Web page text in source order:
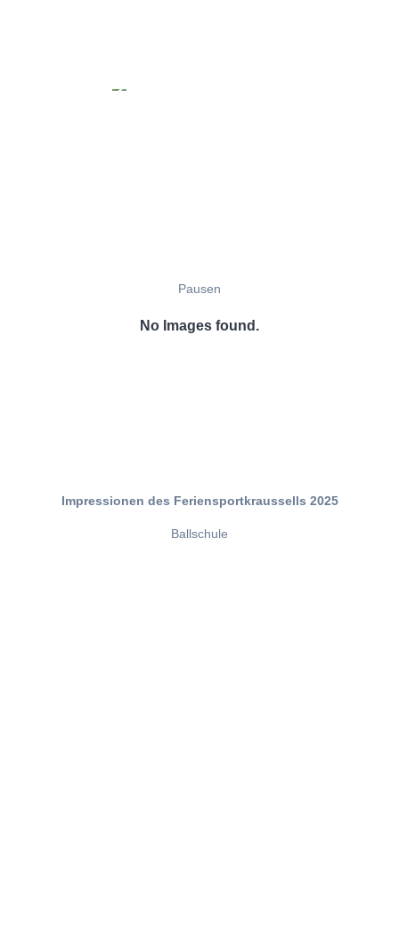
Pausen
No Images found.
Impressionen des Feriensportkraussells 2025
Ballschule